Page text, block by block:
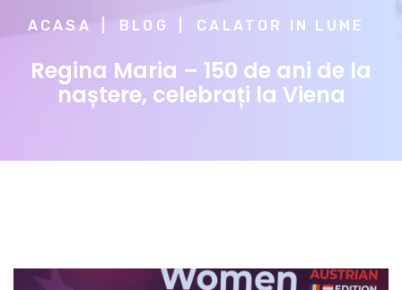
ACASA BLOG CALATOR IN LUME
Regina Maria – 150 de ani de la
naștere, celebrați la Viena